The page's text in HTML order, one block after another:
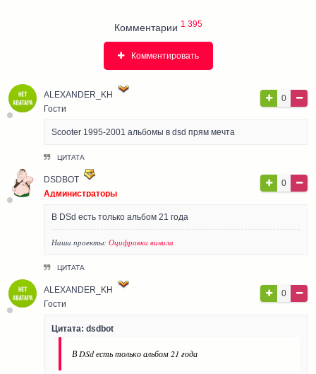
Комментарии 1 395
Комментировать
ALEXANDER_KH
Гости
0
Scooter 1995-2001 альбомы в dsd прям мечта
ЦИТАТА
DSDBOT
Администраторы
0
В DSd есть только альбом 21 года
Наши проекты: Оцифровки винила
ЦИТАТА
ALEXANDER_KH
Гости
0
Цитата: dsdbot
В DSd есть только альбом 21 года